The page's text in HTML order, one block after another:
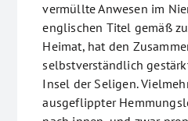
vermüllte Anwesen im
englischen Titel gemäß
Heimat, hat den
selbstverständlich
Insel der Seligen.
ausgeflippter